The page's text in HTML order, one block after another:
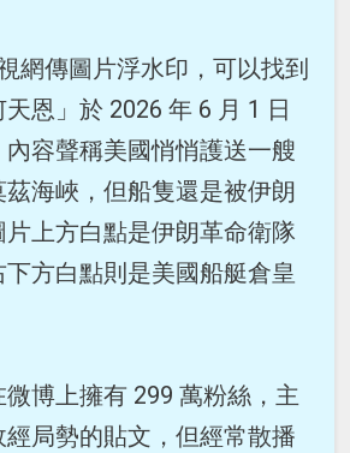
網傳圖片浮水印，可以找到
恩」於 2026 年 6 月 1 日
容聲稱美國悄悄護送一艘
海峽，但船隻還是被伊朗
上方白點是伊朗革命衛隊
方白點則是美國船艇倉皇
微博上擁有 299 萬粉絲，主
局勢的貼文，但經常散播